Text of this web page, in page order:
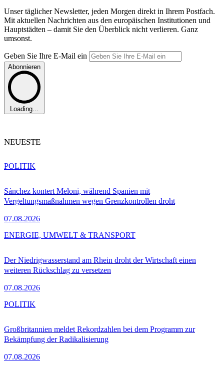
Unser täglicher Newsletter, jeden Morgen direkt in Ihrem Postfach.
Mit aktuellen Nachrichten aus den europäischen Institutionen und
Hauptstädten – damit Sie den Überblick nicht verlieren. Ganz
umsonst.
Geben Sie Ihre E-Mail ein
Abonnieren
Loading...
NEUESTE
Sánchez kontert Meloni, während Spanien mit
Vergeltungsmaßnahmen wegen Grenzkontrollen droht
07.08.2026
POLITIK
Der Niedrigwasserstand am Rhein droht der Wirtschaft einen
weiteren Rückschlag zu versetzen
07.08.2026
ENERGIE, UMWELT & TRANSPORT
Großbritannien meldet Rekordzahlen bei dem Programm zur
Bekämpfung der Radikalisierung
07.08.2026
POLITIK